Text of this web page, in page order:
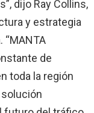
dijo Ray Collins,
y estrategia
“MANTA
de
toda la región
solución